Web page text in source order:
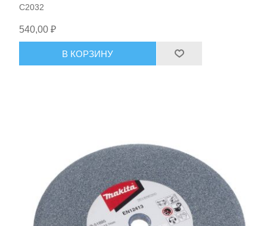
C2032
540,00 ₽
В КОРЗИНУ